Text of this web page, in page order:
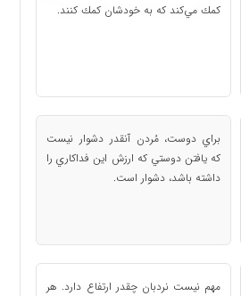
كمك مي‌كند كه به خودشان كمك كنند.
براي دوست، مُردن آنقدر دشوار نيست
كه يافتن دوستي كه ارزش اين فداكاري را
داشته باشد، دشوار است.
مهم نيست نردبان چقدر ارتفاع دارد. هر